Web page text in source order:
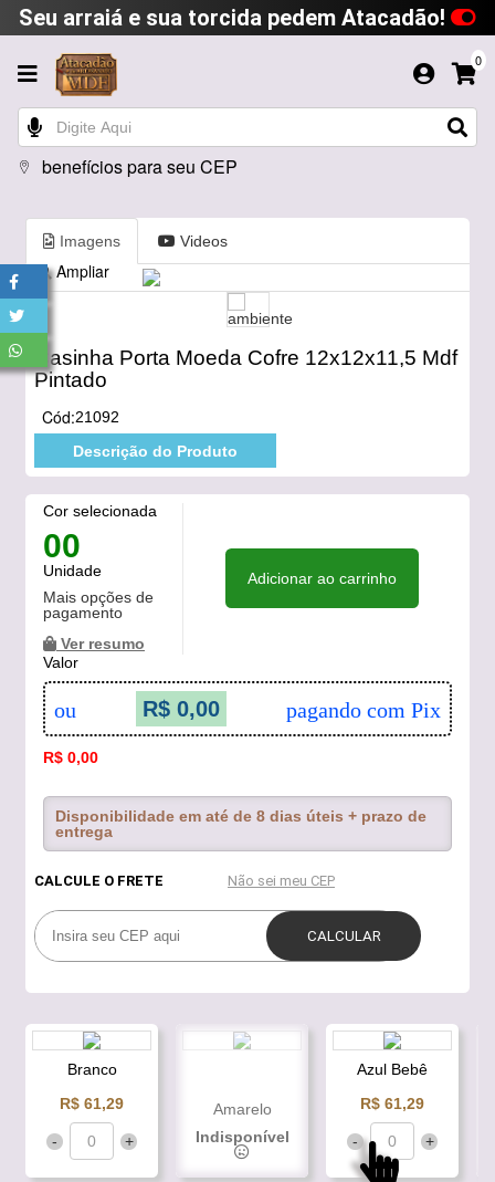
Seu arraiá e sua torcida pedem Atacadão!
0
benefícios para seu CEP
Imagens Videos
Ampliar
Casinha Porta Moeda Cofre 12x12x11,5 Mdf
Pintado
Cód:21092
Descrição do Produto
Cor selecionada
00
Unidade
Mais opções de
pagamento
Ver resumo
Adicionar ao carrinho
Valor
ou R$ 0,00 pagando com Pix
R$ 0,00
Disponibilidade em até de 8 dias úteis + prazo de
entrega
Branco
R$ 61,29
- +
Amarelo
Indisponível
Azul Bebê
R$ 61,29
- +